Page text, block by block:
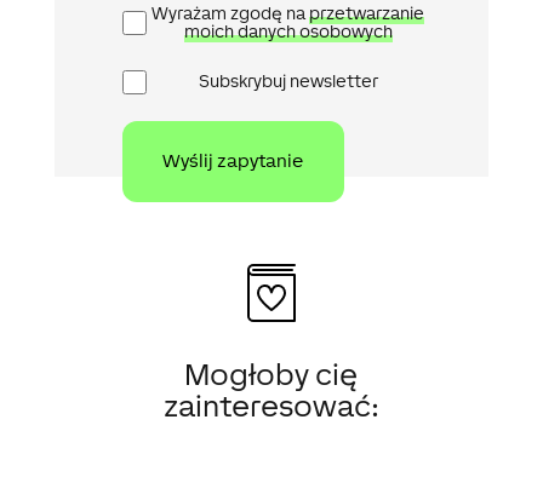
Polityka
prywatności
Wyrażam zgodę naprzetwarzanie
moich danych osobowych
Newsletter
Subskrybuj newsletter
Mogłoby cię
zainteresować: